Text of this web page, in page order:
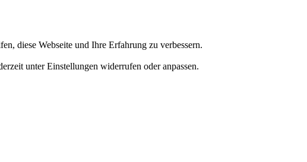
diese Webseite und Ihre Erfahrung zu verbessern.
unter Einstellungen widerrufen oder anpassen.